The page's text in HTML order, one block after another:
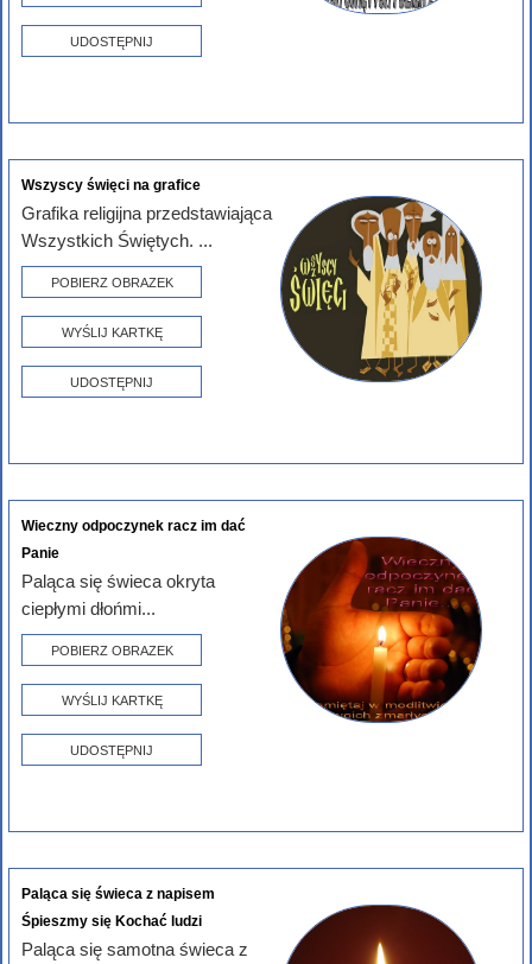
UDOSTĘPNIJ
Wszyscy święci na grafice
Grafika religijna przedstawiająca
Wszystkich Świętych. ...
POBIERZ OBRAZEK
WYŚLIJ KARTKĘ
UDOSTĘPNIJ
Wieczny odpoczynek racz im dać
Panie
Paląca się świeca okryta
ciepłymi dłońmi...
POBIERZ OBRAZEK
WYŚLIJ KARTKĘ
UDOSTĘPNIJ
Paląca się świeca z napisem
Śpieszmy się Kochać ludzi
Paląca się samotna świeca z